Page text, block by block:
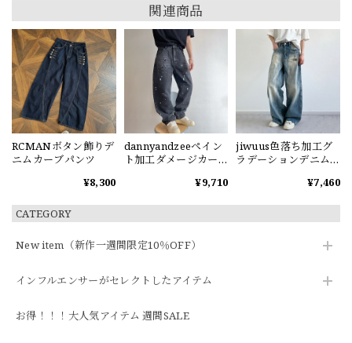
CATEGORY
New item（新作一週間限定10％OFF）
インフルエンサーがセレクトしたアイテム
お得！！！大人気アイテム 週間SALE
関連商品
RCMANボタン飾りデ
ニムカーブパンツ
¥8,300
dannyandzeeペイン
ト加工ダメージカー
¥9,710
jiwuus色落ち加工グ
ラデーションデニム
¥7,460